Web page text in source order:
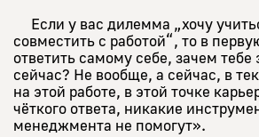
Если у вас дилемма „хочу
совместить с работой“, то в
ответить самому себе, зачем тебе
сейчас? Не вообще, а сейчас, в
на этой работе, в этой точке
чёткого ответа, никакие
менеджмента не помогут».